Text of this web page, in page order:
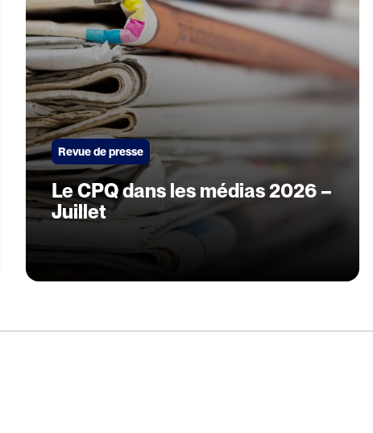
Revue de presse
Le CPQ dans les médias 2026 –
Juillet